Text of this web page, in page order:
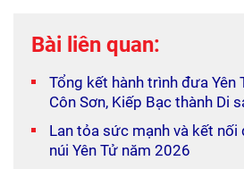
Bài liên quan:
Tổng kết hành trình đưa Yên
Côn Sơn, Kiếp Bạc thành Di
Lan tỏa sức mạnh và kết nối
núi Yên Tử năm 2026